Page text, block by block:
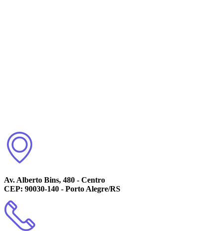
Av. Alberto Bins, 480 - Centro
CEP: 90030-140 - Porto Alegre/RS